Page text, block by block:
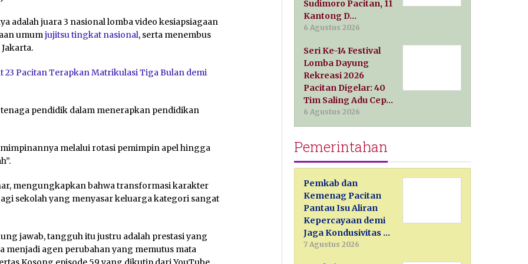
adalah juara 3 nasional lomba video kesiapsiagaan
umumjujitsu tingkat nasional, serta menembus
23 Pacitan Terapkan Matrikulasi Tiga Bulan demi
pendidik dalam menerapkan pendidikan
melalui rotasi pemimpin apel hingga
mengungkapkan bahwa transformasi karakter
sekolah yang menyasar keluarga kategori sangat
jawab, tangguh itu justru adalah prestasi yang
menjadi agen perubahan yang memutus mata
Sudimoro Pacitan, 11
Kantong D…
6 Agustus 2026
Seri Ke-14 Festival
Lomba Dayung
Rekreasi 2026
Pacitan Digelar: 40
Tim Saling Adu Cep…
6 Agustus 2026
Pemerintahan
Pemkab dan
Kemenag Pacitan
Pantau Isu Aliran
Kepercayaan demi
Jaga Kondusivitas …
7 Agustus 2026